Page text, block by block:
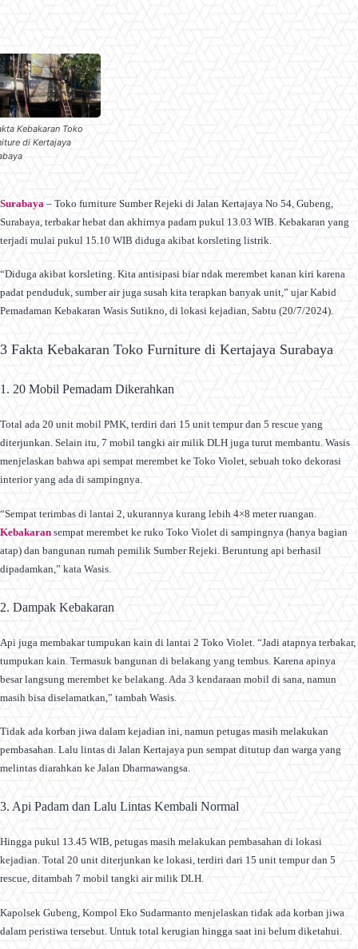
Kebakaran Toko
di Kertajaya
Surabaya – Toko furniture Sumber Rejeki di Jalan Kertajaya No 54, Gubeng,
Surabaya, terbakar hebat dan akhirnya padam pukul 13.03 WIB. Kebakaran yang
terjadi mulai pukul 15.10 WIB diduga akibat korsleting listrik.
“Diduga akibat korsleting. Kita antisipasi biar ndak merembet kanan kiri karena
padat penduduk, sumber air juga susah kita terapkan banyak unit,” ujar Kabid
Pemadaman Kebakaran Wasis Sutikno, di lokasi kejadian, Sabtu (20/7/2024).
3 Fakta Kebakaran Toko Furniture di Kertajaya Surabaya
1. 20 Mobil Pemadam Dikerahkan
Total ada 20 unit mobil PMK, terdiri dari 15 unit tempur dan 5 rescue yang
diterjunkan. Selain itu, 7 mobil tangki air milik DLH juga turut membantu. Wasis
menjelaskan bahwa api sempat merembet ke Toko Violet, sebuah toko dekorasi
interior yang ada di sampingnya.
“Sempat terimbas di lantai 2, ukurannya kurang lebih 4×8 meter ruangan.
Kebakaran sempat merembet ke ruko Toko Violet di sampingnya (hanya bagian
atap) dan bangunan rumah pemilik Sumber Rejeki. Beruntung api berhasil
dipadamkan,” kata Wasis.
2. Dampak Kebakaran
Api juga membakar tumpukan kain di lantai 2 Toko Violet. “Jadi atapnya terbakar,
tumpukan kain. Termasuk bangunan di belakang yang tembus. Karena apinya
besar langsung merembet ke belakang. Ada 3 kendaraan mobil di sana, namun
masih bisa diselamatkan,” tambah Wasis.
Tidak ada korban jiwa dalam kejadian ini, namun petugas masih melakukan
pembasahan. Lalu lintas di Jalan Kertajaya pun sempat ditutup dan warga yang
melintas diarahkan ke Jalan Dharmawangsa.
3. Api Padam dan Lalu Lintas Kembali Normal
Hingga pukul 13.45 WIB, petugas masih melakukan pembasahan di lokasi
kejadian. Total 20 unit diterjunkan ke lokasi, terdiri dari 15 unit tempur dan 5
rescue, ditambah 7 mobil tangki air milik DLH.
Kapolsek Gubeng, Kompol Eko Sudarmanto menjelaskan tidak ada korban jiwa
dalam peristiwa tersebut. Untuk total kerugian hingga saat ini belum diketahui.